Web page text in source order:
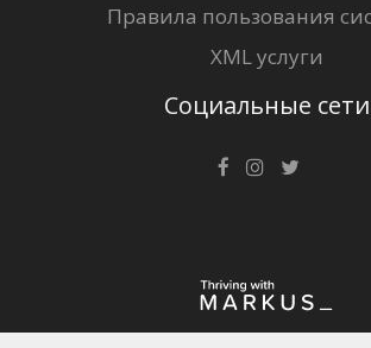
Правила пользования
XML услуги
Социальные сети